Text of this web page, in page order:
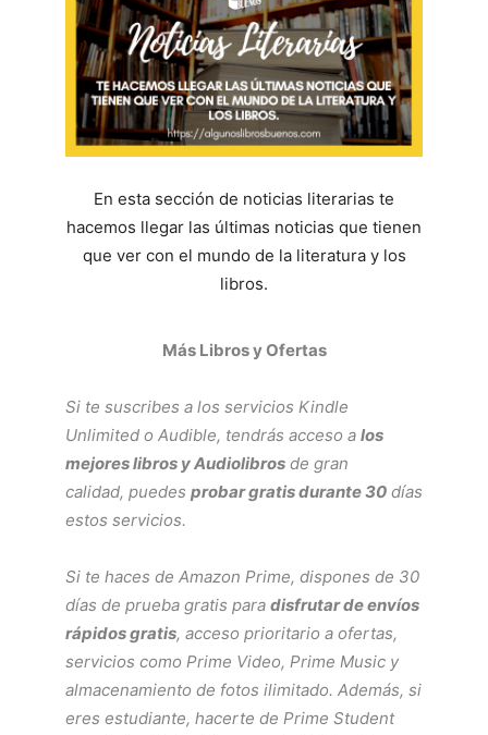
En esta sección de noticias literarias te
hacemos llegar las últimas noticias que tienen
que ver con el mundo de la literatura y los
libros.
Más Libros y Ofertas
Si te suscribes a los servicios Kindle
Unlimited o Audible, tendrás acceso a los
mejores libros y Audiolibros de gran
calidad, puedes probar gratis durante 30 días
estos servicios.
Si te haces de Amazon Prime, dispones de 30
días de prueba gratis para disfrutar de envíos
rápidos gratis, acceso prioritario a ofertas,
servicios como Prime Video, Prime Music y
almacenamiento de fotos ilimitado. Además, si
eres estudiante, hacerte de Prime Student